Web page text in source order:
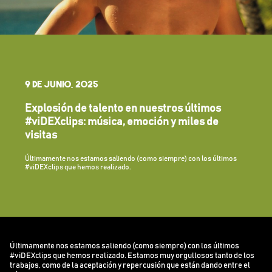
9 DE JUNIO, 2025
Explosión de talento en nuestros últimos
#viDEXclips: música, emoción y miles de
visitas
Últimamente nos estamos saliendo (como siempre) con los últimos
#viDEXclips que hemos realizado.
Últimamente nos estamos saliendo (como siempre) con los últimos
#viDEXclips que hemos realizado. Estamos muy orgullosos tanto de los
trabajos, como de la aceptación y repercusión que están dando entre el